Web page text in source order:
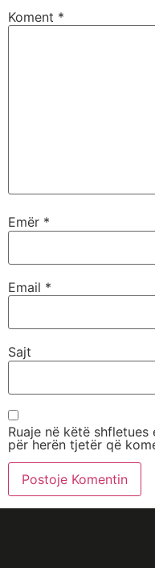
Koment *
Emër *
Email *
Sajt
Ruaje në këtë
për herën tjetër që